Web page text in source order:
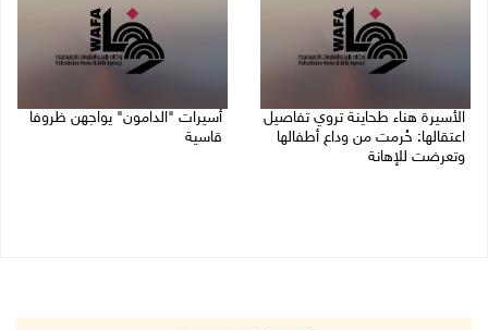
الأسيرة هناء طحاينة تروي تفاصيل
اعتقالها: حُرمت من وداع أطفالها
وتعرضت للإهانة
أسيرات "الدامون" يواجهن ظروفا
قاسية